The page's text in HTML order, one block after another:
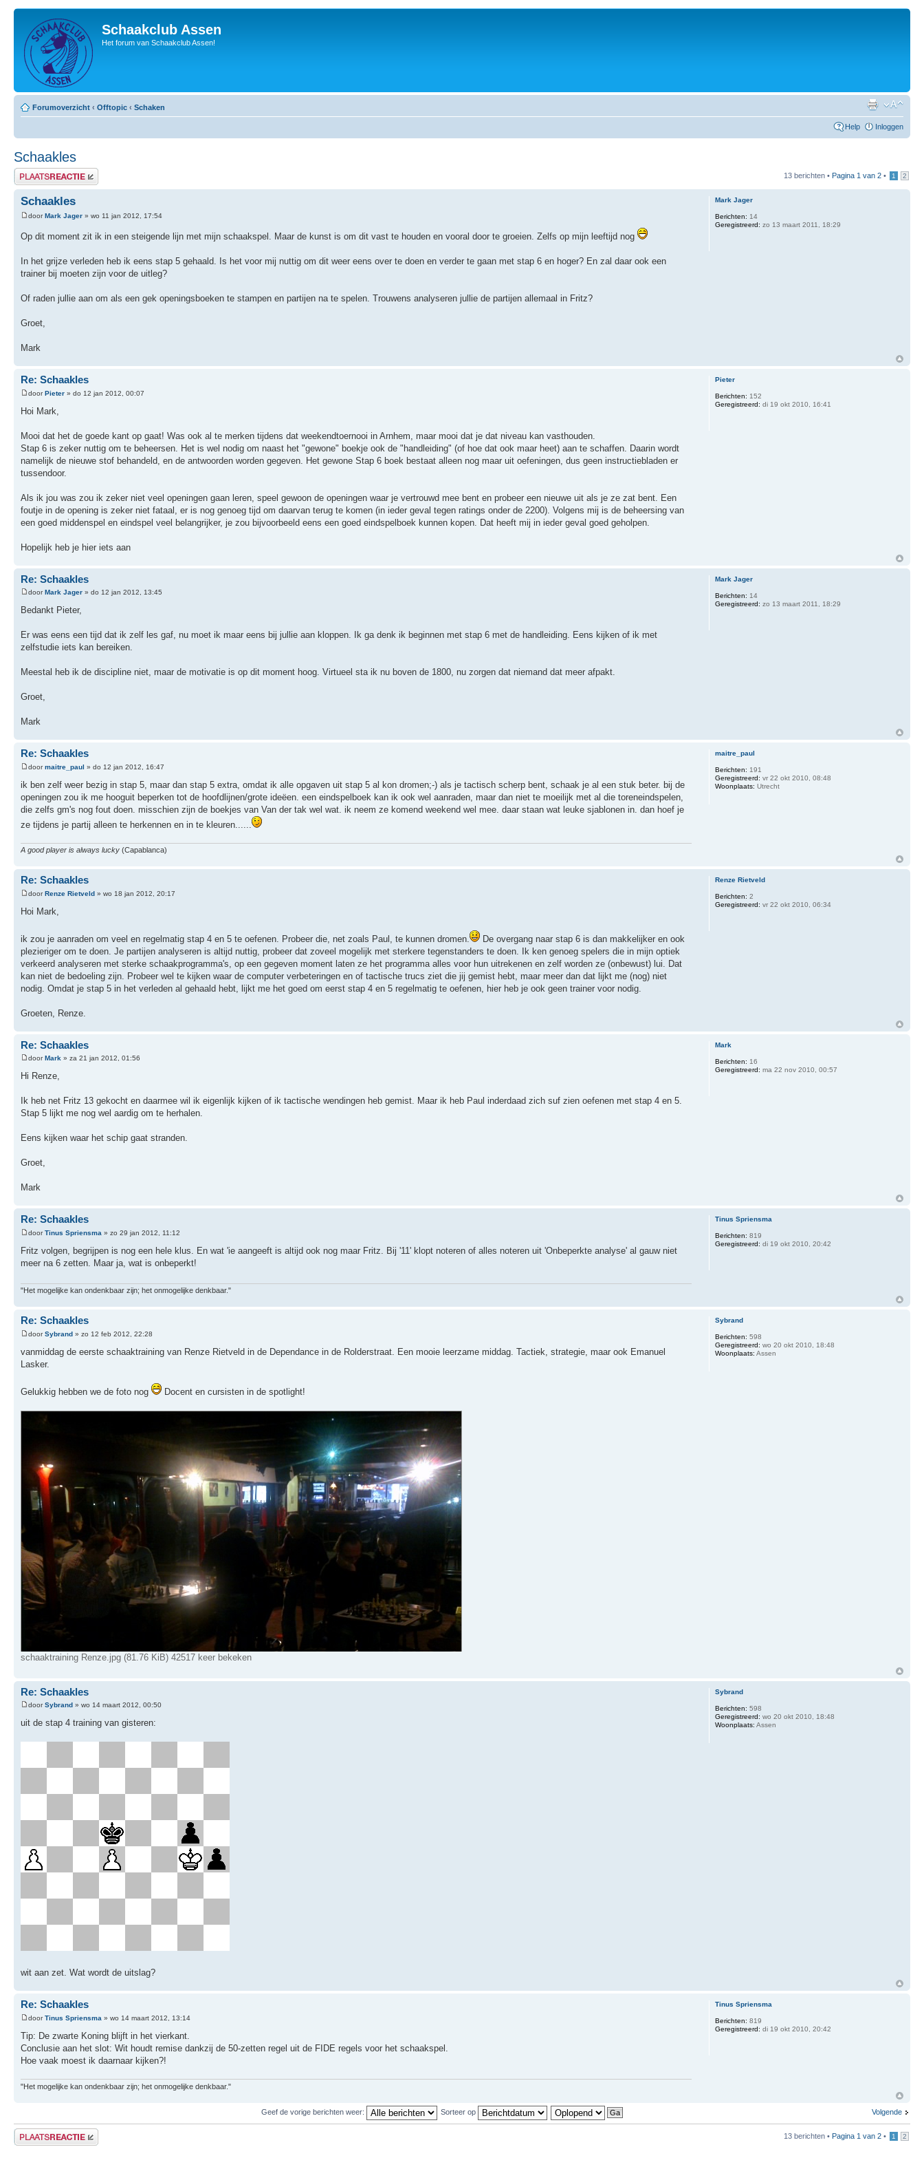
Schaakclub Assen
Het forum van Schaakclub Assen!
Forumoverzicht ‹ Offtopic ‹ Schaken
Help Inloggen
Schaakles
Plaats een reactie 13 berichten • Pagina 1 van 2 • 1 2
Schaakles
doorMark Jager » wo 11 jan 2012, 17:54
Op dit moment zit ik in een steigende lijn met mijn schaakspel. Maar de kunst is om dit vast te houden en vooral door te groeien. Zelfs op mijn leeftijd nog
In het grijze verleden heb ik eens stap 5 gehaald. Is het voor mij nuttig om dit weer eens over te doen en verder te gaan met stap 6 en hoger? En zal daar ook een
trainer bij moeten zijn voor de uitleg?
Of raden jullie aan om als een gek openingsboeken te stampen en partijen na te spelen. Trouwens analyseren jullie de partijen allemaal in Fritz?
Groet,
Mark
Mark Jager
Berichten: 14
Geregistreerd: zo 13 maart 2011, 18:29
Re: Schaakles
doorPieter » do 12 jan 2012, 00:07
Hoi Mark,
Mooi dat het de goede kant op gaat! Was ook al te merken tijdens dat weekendtoernooi in Arnhem, maar mooi dat je dat niveau kan vasthouden.
Stap 6 is zeker nuttig om te beheersen. Het is wel nodig om naast het "gewone" boekje ook de "handleiding" (of hoe dat ook maar heet) aan te schaffen. Daarin wordt
namelijk de nieuwe stof behandeld, en de antwoorden worden gegeven. Het gewone Stap 6 boek bestaat alleen nog maar uit oefeningen, dus geen instructiebladen er
tussendoor.
Als ik jou was zou ik zeker niet veel openingen gaan leren, speel gewoon de openingen waar je vertrouwd mee bent en probeer een nieuwe uit als je ze zat bent. Een
foutje in de opening is zeker niet fataal, er is nog genoeg tijd om daarvan terug te komen (in ieder geval tegen ratings onder de 2200). Volgens mij is de beheersing van
een goed middenspel en eindspel veel belangrijker, je zou bijvoorbeeld eens een goed eindspelboek kunnen kopen. Dat heeft mij in ieder geval goed geholpen.
Hopelijk heb je hier iets aan
Pieter
Berichten: 152
Geregistreerd: di 19 okt 2010, 16:41
Re: Schaakles
doorMark Jager » do 12 jan 2012, 13:45
Bedankt Pieter,
Er was eens een tijd dat ik zelf les gaf, nu moet ik maar eens bij jullie aan kloppen. Ik ga denk ik beginnen met stap 6 met de handleiding. Eens kijken of ik met
zelfstudie iets kan bereiken.
Meestal heb ik de discipline niet, maar de motivatie is op dit moment hoog. Virtueel sta ik nu boven de 1800, nu zorgen dat niemand dat meer afpakt.
Groet,
Mark
Mark Jager
Berichten: 14
Geregistreerd: zo 13 maart 2011, 18:29
Re: Schaakles
doormaitre_paul » do 12 jan 2012, 16:47
ik ben zelf weer bezig in stap 5, maar dan stap 5 extra, omdat ik alle opgaven uit stap 5 al kon dromen;-) als je tactisch scherp bent, schaak je al een stuk beter. bij de
openingen zou ik me hooguit beperken tot de hoofdlijnen/grote ideëen. een eindspelboek kan ik ook wel aanraden, maar dan niet te moeilijk met al die toreneindspelen,
die zelfs gm's nog fout doen. misschien zijn de boekjes van Van der tak wel wat. ik neem ze komend weekend wel mee. daar staan wat leuke sjablonen in. dan hoef je
ze tijdens je partij alleen te herkennen en in te kleuren......
A good player is always lucky (Capablanca)
maitre_paul
Berichten: 191
Geregistreerd: vr 22 okt 2010, 08:48
Woonplaats: Utrecht
Re: Schaakles
doorRenze Rietveld » wo 18 jan 2012, 20:17
Hoi Mark,
ik zou je aanraden om veel en regelmatig stap 4 en 5 te oefenen. Probeer die, net zoals Paul, te kunnen dromen.
De overgang naar stap 6 is dan makkelijker en ook
plezieriger om te doen. Je partijen analyseren is altijd nuttig, probeer dat zoveel mogelijk met sterkere tegenstanders te doen. Ik ken genoeg spelers die in mijn optiek
verkeerd analyseren met sterke schaakprogramma's, op een gegeven moment laten ze het programma alles voor hun uitrekenen en zelf worden ze (onbewust) lui. Dat
kan niet de bedoeling zijn. Probeer wel te kijken waar de computer verbeteringen en of tactische trucs ziet die jij gemist hebt, maar meer dan dat lijkt me (nog) niet
nodig. Omdat je stap 5 in het verleden al gehaald hebt, lijkt me het goed om eerst stap 4 en 5 regelmatig te oefenen, hier heb je ook geen trainer voor nodig.
Groeten, Renze.
Renze Rietveld
Berichten: 2
Geregistreerd: vr 22 okt 2010, 06:34
Re: Schaakles
doorMark » za 21 jan 2012, 01:56
Hi Renze,
Ik heb net Fritz 13 gekocht en daarmee wil ik eigenlijk kijken of ik tactische wendingen heb gemist. Maar ik heb Paul inderdaad zich suf zien oefenen met stap 4 en 5.
Stap 5 lijkt me nog wel aardig om te herhalen.
Eens kijken waar het schip gaat stranden.
Groet,
Mark
Mark
Berichten: 16
Geregistreerd: ma 22 nov 2010, 00:57
Re: Schaakles
doorTinus Spriensma » zo 29 jan 2012, 11:12
Fritz volgen, begrijpen is nog een hele klus. En wat 'ie aangeeft is altijd ook nog maar Fritz. Bij '11' klopt noteren of alles noteren uit 'Onbeperkte analyse' al gauw niet
meer na 6 zetten. Maar ja, wat is onbeperkt!
"Het mogelijke kan ondenkbaar zijn; het onmogelijke denkbaar."
Tinus Spriensma
Berichten: 819
Geregistreerd: di 19 okt 2010, 20:42
Re: Schaakles
doorSybrand » zo 12 feb 2012, 22:28
vanmiddag de eerste schaaktraining van Renze Rietveld in de Dependance in de Rolderstraat. Een mooie leerzame middag. Tactiek, strategie, maar ook Emanuel
Lasker.
Gelukkig hebben we de foto nog Docent en cursisten in de spotlight!
schaaktraining Renze.jpg (81.76 KiB) 42517 keer bekeken
Sybrand
Berichten: 598
Geregistreerd: wo 20 okt 2010, 18:48
Woonplaats: Assen
Re: Schaakles
doorSybrand » wo 14 maart 2012, 00:50
uit de stap 4 training van gisteren:
wit aan zet. Wat wordt de uitslag?
Sybrand
Berichten: 598
Geregistreerd: wo 20 okt 2010, 18:48
Woonplaats: Assen
Re: Schaakles
doorTinus Spriensma » wo 14 maart 2012, 13:14
Tip: De zwarte Koning blijft in het vierkant.
Conclusie aan het slot: Wit houdt remise dankzij de 50-zetten regel uit de FIDE regels voor het schaakspel.
Hoe vaak moest ik daarnaar kijken?!
"Het mogelijke kan ondenkbaar zijn; het onmogelijke denkbaar."
Tinus Spriensma
Berichten: 819
Geregistreerd: di 19 okt 2010, 20:42
Volgende
Geef de vorige berichten weer: Sorteer op
Plaats een reactie 13 berichten • Pagina 1 van 2 • 1 2